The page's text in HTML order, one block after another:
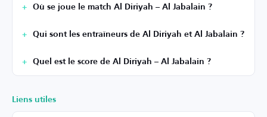
Où se joue le match Al Diriyah – Al Jabalain ?
Qui sont les entraîneurs de Al Diriyah et Al Jabalain ?
Quel est le score de Al Diriyah – Al Jabalain ?
Liens utiles